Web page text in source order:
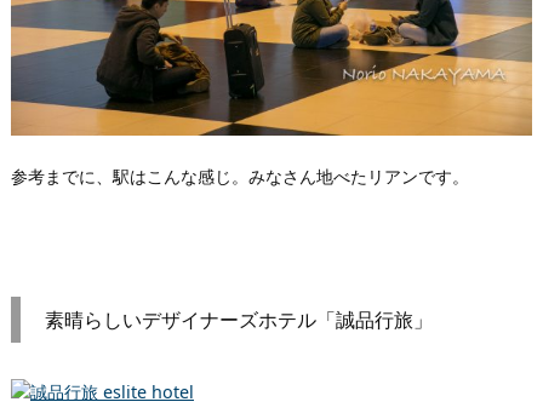
参考までに、駅はこんな感じ。みなさん地べたリアンです。
素晴らしいデザイナーズホテル「誠品行旅」